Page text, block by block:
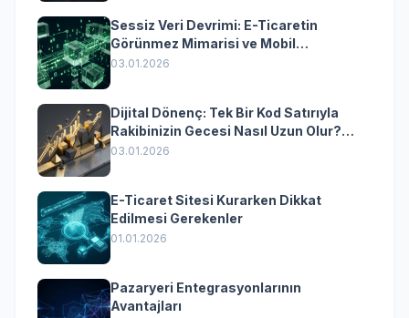
Sessiz Veri Devrimi: E-Ticaretin
Görünmez Mimarisi ve Mobil
Dönüşümün Kurumsal Anahtarı
03.01.2026
Dijital Dönenç: Tek Bir Kod Satırıyla
Rakibinizin Gecesi Nasıl Uzun Olur?
(Kurumsal Yazılımın Güçlü Rolü)
03.01.2026
E-Ticaret Sitesi Kurarken Dikkat
Edilmesi Gerekenler
01.01.2026
Pazaryeri Entegrasyonlarının
Avantajları